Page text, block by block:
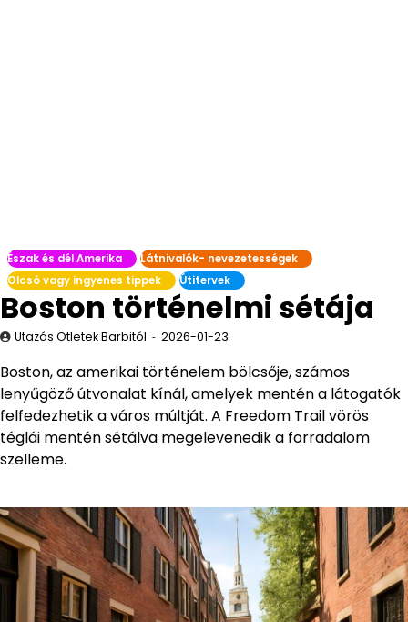
Észak és dél Amerika
Látnivalók- nevezetességek
Olcsó vagy ingyenes tippek
Útitervek
Boston történelmi sétája
Utazás Ötletek Barbitól 2026-01-23
Boston, az amerikai történelem bölcsője, számos
lenyűgöző útvonalat kínál, amelyek mentén a látogatók
felfedezhetik a város múltját. A Freedom Trail vörös
téglái mentén sétálva megelevenedik a forradalom
szelleme.